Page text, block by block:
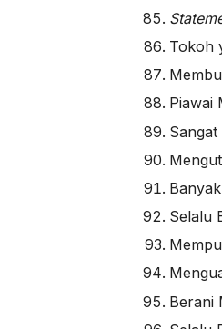
Tokoh
Piawai
Selalu
Berani